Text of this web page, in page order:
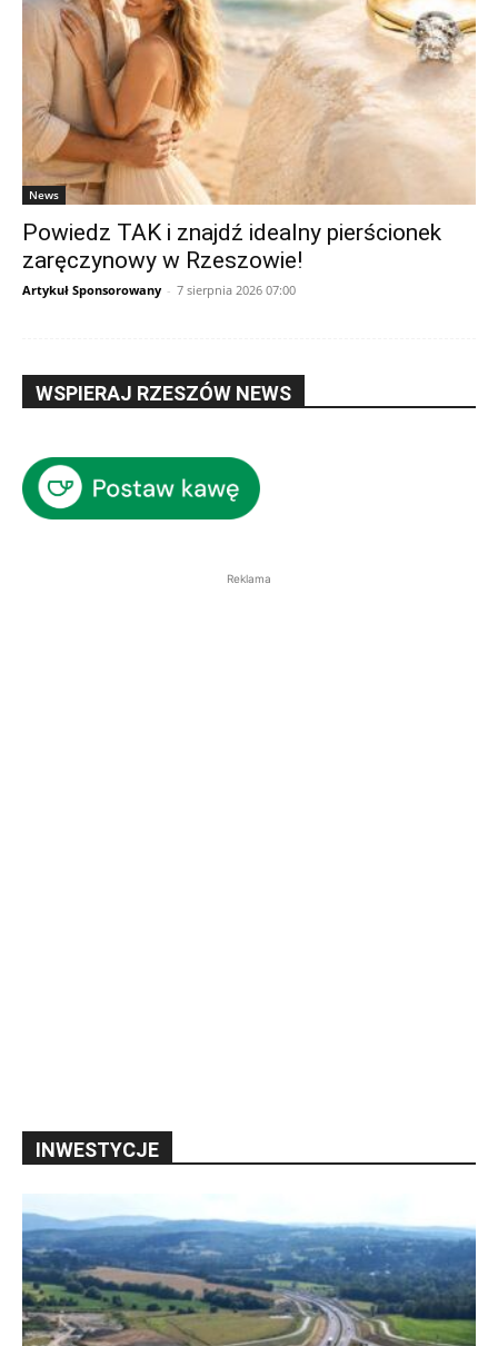
News
Powiedz TAK i znajdź idealny pierścionek
zaręczynowy w Rzeszowie!
Artykuł Sponsorowany - 7 sierpnia 2026 07:00
WSPIERAJ RZESZÓW NEWS
Reklama
INWESTYCJE